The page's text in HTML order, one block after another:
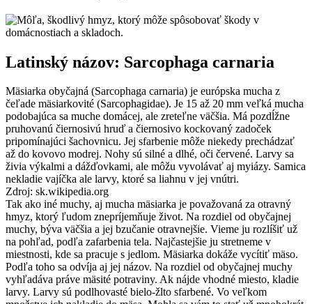
Latinský názov: Sarcophaga carnaria
Mäsiarka obyčajná (Sarcophaga carnaria) je európska mucha z
čeľade mäsiarkovité (Sarcophagidae). Je 15 až 20 mm veľká mucha
podobajúca sa muche domácej, ale zreteľne väčšia. Má pozdĺžne
pruhovanú čiernosivú hruď a čiernosivo kockovaný zadoček
pripomínajúci šachovnicu. Jej sfarbenie môže niekedy prechádzať
až do kovovo modrej. Nohy sú silné a dlhé, oči červené. Larvy sa
živia výkalmi a dážďovkami, ale môžu vyvolávať aj myiázy. Samica
nekladie vajíčka ale larvy, ktoré sa liahnu v jej vnútri.
Zdroj: sk.wikipedia.org
Tak ako iné muchy, aj mucha mäsiarka je považovaná za otravný
hmyz, ktorý ľudom znepríjemňuje život. Na rozdiel od obyčajnej
muchy, býva väčšia a jej bzučanie otravnejšie. Vieme ju rozlíšiť už
na pohľad, podľa zafarbenia tela. Najčastejšie ju stretneme v
miestnosti, kde sa pracuje s jedlom. Mäsiarka dokáže vycítiť mäso.
Podľa toho sa odvíja aj jej názov. Na rozdiel od obyčajnej muchy
vyhľadáva práve mäsité potraviny. Ak nájde vhodné miesto, kladie
larvy. Larvy sú podlhovasté bielo-žlto sfarbené. Vo veľkom